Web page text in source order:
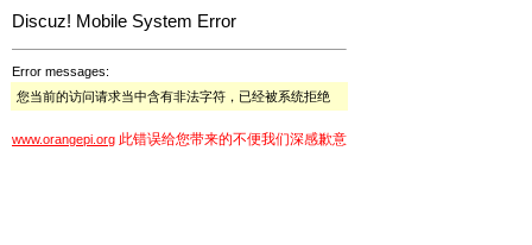
Discuz! Mobile System Error
Error messages:
您当前的访问请求当中含有非法字符，已经被系统拒绝
www.orangepi.org 此错误给您带来的不便我们深感歉意